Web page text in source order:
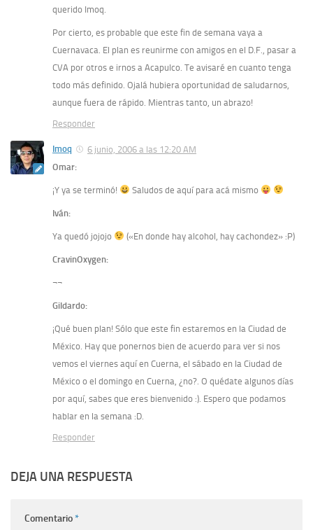
querido Imoq.
Por cierto, es probable que este fin de semana vaya a
Cuernavaca. El plan es reunirme con amigos en el D.F., pasar a
CVA por otros e irnos a Acapulco. Te avisaré en cuanto tenga
todo más definido. Ojalá hubiera oportunidad de saludarnos,
aunque fuera de rápido. Mientras tanto, un abrazo!
Responder
Imoq
6 junio, 2006 a las 12:20 AM
Omar:
¡Y ya se terminó! Saludos de aquí para acá mismo
Iván:
Ya quedó jojojo («En donde hay alcohol, hay cachondez» :P)
CravinOxygen:
¬¬
Gildardo:
¡Qué buen plan! Sólo que este fin estaremos en la Ciudad de
México. Hay que ponernos bien de acuerdo para ver si nos
vemos el viernes aquí en Cuerna, el sábado en la Ciudad de
México o el domingo en Cuerna, ¿no?. O quédate algunos días
por aquí, sabes que eres bienvenido :). Espero que podamos
hablar en la semana :D.
Responder
DEJA UNA RESPUESTA
Comentario*